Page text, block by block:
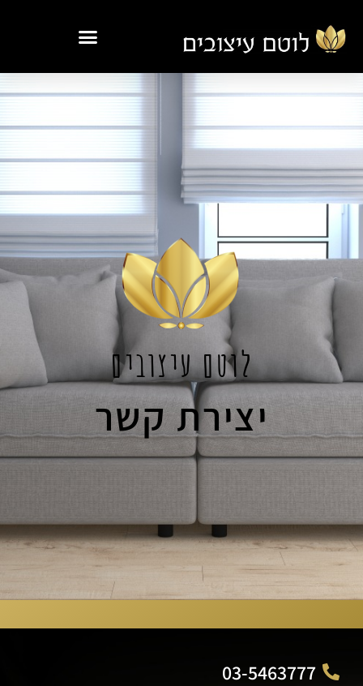
לוטם עיצובים
יצירת קשר
03-5463777